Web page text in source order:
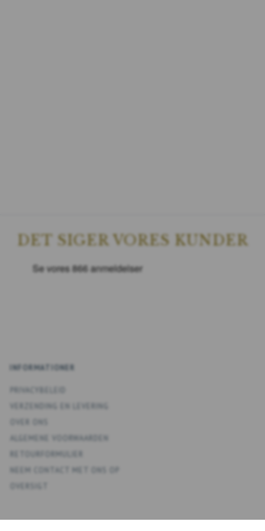
DET SIGER VORES KUNDER
INFORMATIONER
ALGEMENE VOORWAARDEN
RETOURFORMULIER
NEEM CONTACT MET ONS OP